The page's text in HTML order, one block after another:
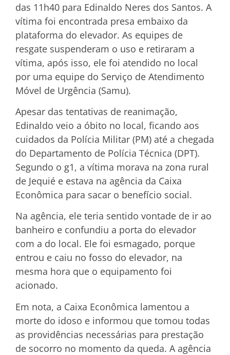
das 11h40 para Edinaldo Neres dos Santos. A
vítima foi encontrada presa embaixo da
plataforma do elevador. As equipes de
resgate suspenderam o uso e retiraram a
vítima, após isso, ele foi atendido no local
por uma equipe do Serviço de Atendimento
Móvel de Urgência (Samu).
Apesar das tentativas de reanimação,
Edinaldo veio a óbito no local, ficando aos
cuidados da Polícia Militar (PM) até a chegada
do Departamento de Polícia Técnica (DPT).
Segundo o g1, a vítima morava na zona rural
de Jequié e estava na agência da Caixa
Econômica para sacar o benefício social.
Na agência, ele teria sentido vontade de ir ao
banheiro e confundiu a porta do elevador
com a do local. Ele foi esmagado, porque
entrou e caiu no fosso do elevador, na
mesma hora que o equipamento foi
acionado.
Em nota, a Caixa Econômica lamentou a
morte do idoso e informou que tomou todas
as providências necessárias para prestação
de socorro no momento da queda. A agência